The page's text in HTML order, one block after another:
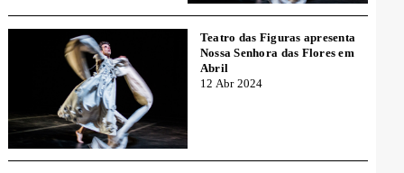
Teatro das Figuras apresenta
Nossa Senhora das Flores em
Abril
12 Abr 2024